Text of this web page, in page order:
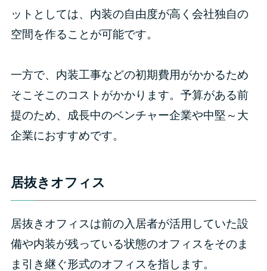
ットとしては、内装の自由度が高く会社独自の
空間を作ることが可能です。
一方で、内装工事などの初期費用がかかるため
そこそこのコストがかかります。予算がある前
提のため、成長中のベンチャー企業や中堅～大
企業におすすめです。
居抜きオフィス
居抜きオフィスは前の入居者が活用していた設
備や内装が残っている状態のオフィスをそのま
ま引き継ぐ形式のオフィスを指します。